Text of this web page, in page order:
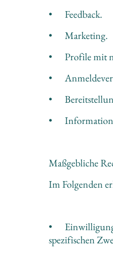
•	Feedback.
•	Marketing.
•	Profile
•
•
•
Maßgebliche
Im Folgenden
•	Einwilligung – Die betroffene Person hat ihre Einwilligung in die Verarbeitung der sie betreffenden personenbezogenen Daten für einen
spezifischen